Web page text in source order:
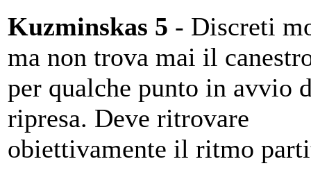
Kuzminskas 5 - Discreti
ma non trova mai il
per qualche punto in avvio
ripresa. Deve ritrovare
obiettivamente il ritmo